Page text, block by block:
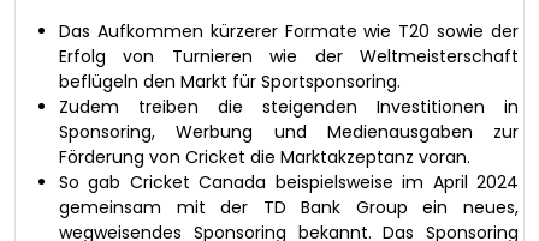
Das Aufkommen kürzerer Formate wie T20 sowie der
Erfolg von Turnieren wie der Weltmeisterschaft
beflügeln den Markt für Sportsponsoring.
Zudem treiben die steigenden Investitionen in
Sponsoring, Werbung und Medienausgaben zur
Förderung von Cricket die Marktakzeptanz voran.
So gab Cricket Canada beispielsweise im April 2024
gemeinsam mit der TD Bank Group ein neues,
wegweisendes Sponsoring bekannt. Das Sponsoring